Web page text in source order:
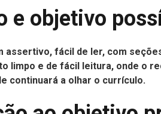
e objetivo
assertivo, fácil de ler, com
limpo e de fácil leitura, onde o
continuará a olhar o currículo.